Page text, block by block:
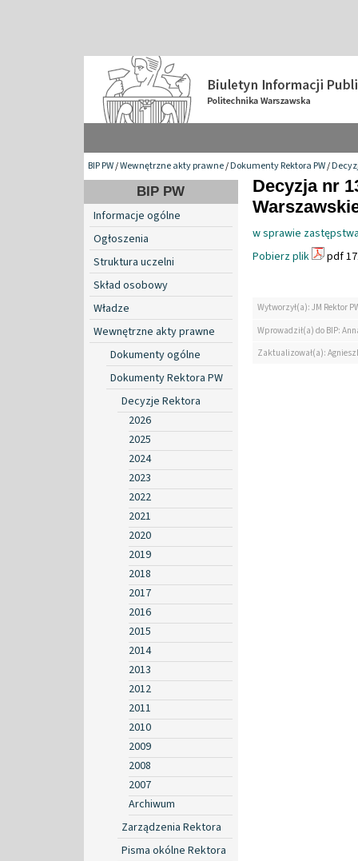
BIP PW/Wewnętrzne akty prawne/Dokumenty Rektora PW/
BIP PW
Informacje ogólne
Ogłoszenia
Struktura uczelni
Skład osobowy
Władze
Wewnętrzne akty prawne
Dokumenty ogólne
Dokumenty Rektora PW
Decyzje Rektora
2026
2025
2024
2023
2022
2021
2020
2019
2018
2017
2016
2015
2014
2013
2012
2011
2010
2009
2008
2007
Archiwum
Zarządzenia Rektora
Pisma okólne Rektora
Decyzja nr
w sprawie
Pobierz plik
pdf
Wytworzył(a): JM Rektor
Wprowadził(a) do BIP:
Zaktualizował(a):